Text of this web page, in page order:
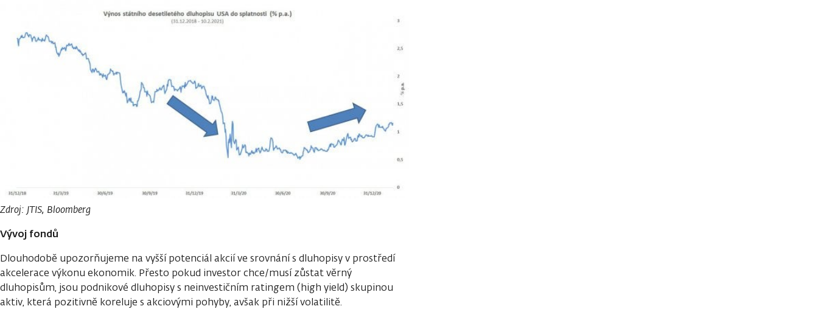
Zdroj: JTIS, Bloomberg
Vývoj fondů
Dlouhodobě upozorňujeme na vyšší potenciál akcií ve srovnání s dluhopisy v prostředí
akcelerace výkonu ekonomik. Přesto pokud investor chce/musí zůstat věrný
dluhopisům, jsou podnikové dluhopisy s neinvestičním ratingem (high yield) skupinou
aktiv, která pozitivně koreluje s akciovými pohyby, avšak při nižší volatilitě.